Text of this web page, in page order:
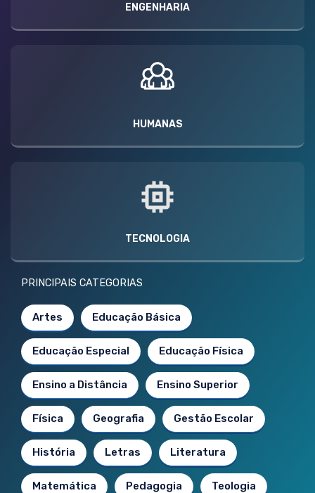
ENGENHARIA
HUMANAS
TECNOLOGIA
PRINCIPAIS CATEGORIAS
Artes Educação Básica
Educação Especial Educação Física
Ensino a Distância Ensino Superior
Física Geografia Gestão Escolar
História Letras Literatura
Matemática Pedagogia Teologia